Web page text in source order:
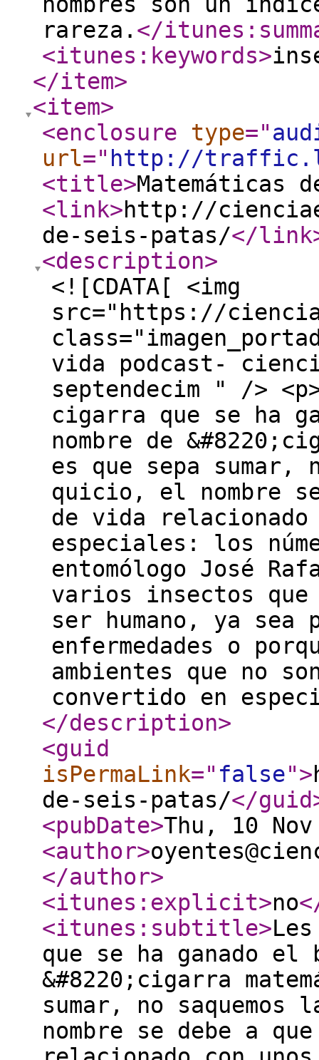
rareza. </
<itunes:keywords>
</item>
<item>
<enclosure
type="
url=" http://
<title>Matemáticas
<link>http://
de-seis-patas/</link
<description>
<![CDATA[ <img
src="https://
vida podcast-
septendecim " />
cigarra que se ha
nombre de
es que sepa sumar,
quicio, el nombre
de vida relacionado
especiales: los
entomólogo José
varios insectos
ser humano, ya sea
enfermedades o
ambientes que no
convertido en
</description>
<guid
isPermaLink=" false">
de-seis-patas/</guid
<pubDate>Thu, 10 Nov
<author>
</author>
<itunes:explicit>no
<itunes:subtitle>
que se ha ganado el
&#8220;cigarra
sumar, no
nombre se debe a